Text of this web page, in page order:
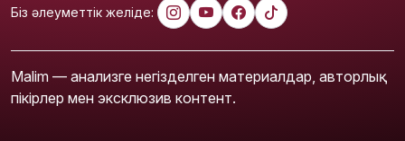
Біз әлеуметтік желіде:
Malim — анализге негізделген материалдар, авторлық
пікірлер мен эксклюзив контент.